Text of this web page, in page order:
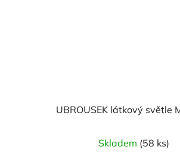
UBROUSEK látkový světle
Skladem (58 ks)